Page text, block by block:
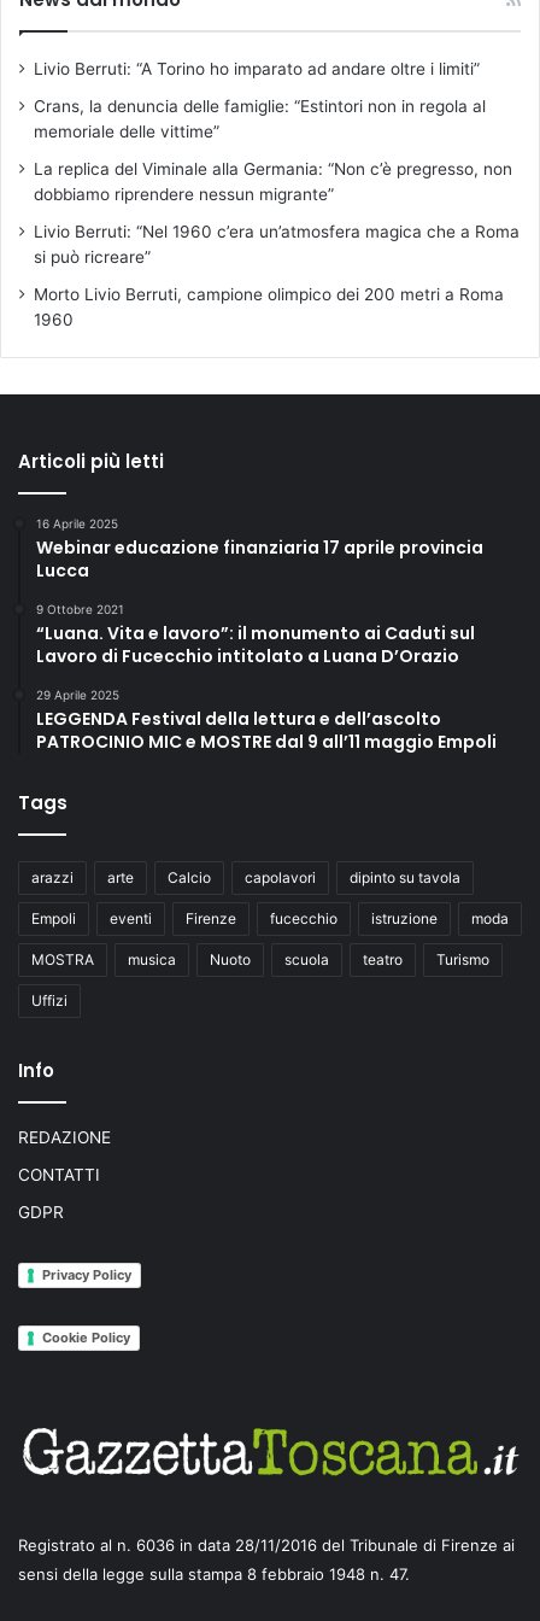
Livio Berruti: “A Torino ho imparato ad andare oltre i limiti”
Crans, la denuncia delle famiglie: “Estintori non in regola al
memoriale delle vittime”
La replica del Viminale alla Germania: “Non c’è pregresso, non
dobbiamo riprendere nessun migrante”
Livio Berruti: “Nel 1960 c’era un’atmosfera magica che a Roma
si può ricreare”
Morto Livio Berruti, campione olimpico dei 200 metri a Roma
1960
Articoli più letti
16 Aprile 2025
Webinar educazione finanziaria 17 aprile provincia
Lucca
9 Ottobre 2021
“Luana. Vita e lavoro”: il monumento ai Caduti sul
Lavoro di Fucecchio intitolato a Luana D’Orazio
29 Aprile 2025
LEGGENDA Festival della lettura e dell’ascolto
PATROCINIO MIC e MOSTRE dal 9 all’11 maggio Empoli
Tags
arazzi arte Calcio capolavori dipinto su tavola
Empoli eventi Firenze fucecchio istruzione moda
MOSTRA musica Nuoto scuola teatro Turismo
Uffizi
Info
REDAZIONE
CONTATTI
GDPR
Privacy Policy
Cookie Policy
Registrato al n. 6036 in data 28/11/2016 del Tribunale di Firenze ai
sensi della legge sulla stampa 8 febbraio 1948 n. 47.